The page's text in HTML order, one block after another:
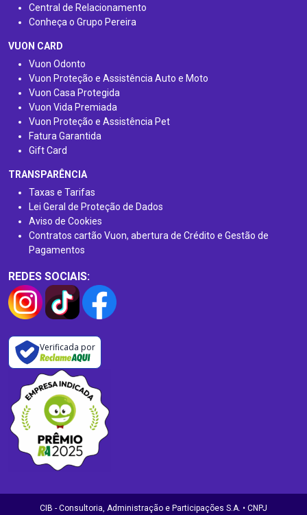
Central de Relacionamento
Conheça o Grupo Pereira
VUON CARD
Vuon Odonto
Vuon Proteção e Assistência Auto e Moto
Vuon Casa Protegida
Vuon Vida Premiada
Vuon Proteção e Assistência Pet
Fatura Garantida
Gift Card
TRANSPARÊNCIA
Taxas e Tarifas
Lei Geral de Proteção de Dados
Aviso de Cookies
Contratos cartão Vuon, abertura de Crédito e Gestão de
Pagamentos
REDES SOCIAIS:
Verificada por
CIB - Consultoria, Administração e Participações S.A. • CNPJ